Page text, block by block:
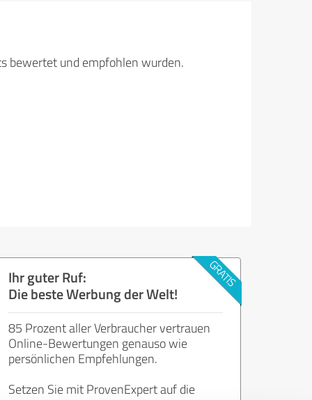
bewertet und empfohlen wurden.
Ihr guter Ruf:
Die beste Werbung der Welt!
85 Prozent aller Verbraucher vertrauen
Online-Bewertungen genauso wie
persönlichen Empfehlungen.
Setzen Sie mit ProvenExpert auf die